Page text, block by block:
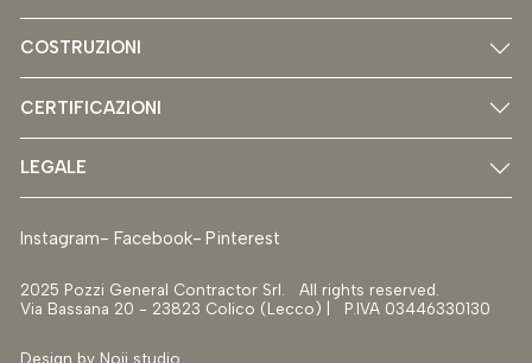
COSTRUZIONI
CERTIFICAZIONI
LEGALE
Instagram Facebook Pinterest
2025 Pozzi General Contractor Srl. All rights reserved.
Via Bassana 20 - 23823 Colico (Lecco) | P.IVA 03446330130
Design by Noii studio